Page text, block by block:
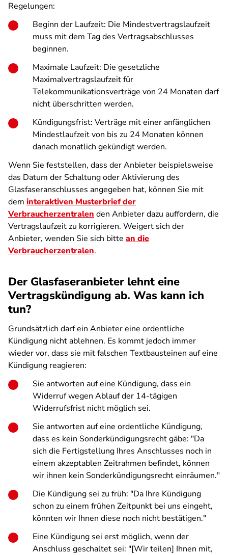
Regelungen:
Beginn der Laufzeit: Die Mindestvertragslaufzeit
muss mit dem Tag des Vertragsabschlusses
beginnen.
Maximale Laufzeit: Die gesetzliche
Maximalvertragslaufzeit für
Telekommunikationsverträge von 24 Monaten darf
nicht überschritten werden.
Kündigungsfrist: Verträge mit einer anfänglichen
Mindestlaufzeit von bis zu 24 Monaten können
danach monatlich gekündigt werden.
Wenn Sie feststellen, dass der Anbieter beispielsweise
das Datum der Schaltung oder Aktivierung des
Glasfaseranschlusses angegeben hat, können Sie mit
dem interaktiven Musterbrief der
Verbraucherzentralen den Anbieter dazu auffordern, die
Vertragslaufzeit zu korrigieren. Weigert sich der
Anbieter, wenden Sie sich bitte an die
Verbraucherzentralen.
Der Glasfaseranbieter lehnt eine
Vertragskündigung ab. Was kann ich
tun?
Grundsätzlich darf ein Anbieter eine ordentliche
Kündigung nicht ablehnen. Es kommt jedoch immer
wieder vor, dass sie mit falschen Textbausteinen auf eine
Kündigung reagieren:
Sie antworten auf eine Kündigung, dass ein
Widerruf wegen Ablauf der 14-tägigen
Widerrufsfrist nicht möglich sei.
Sie antworten auf eine ordentliche Kündigung,
dass es kein Sonderkündigungsrecht gäbe: "Da
sich die Fertigstellung Ihres Anschlusses noch in
einem akzeptablen Zeitrahmen befindet, können
wir ihnen kein Sonderkündigungsrecht einräumen."
Die Kündigung sei zu früh: "Da Ihre Kündigung
schon zu einem frühen Zeitpunkt bei uns eingeht,
könnten wir Ihnen diese noch nicht bestätigen."
Eine Kündigung sei erst möglich, wenn der
Anschluss geschaltet sei: "[Wir teilen] Ihnen mit,